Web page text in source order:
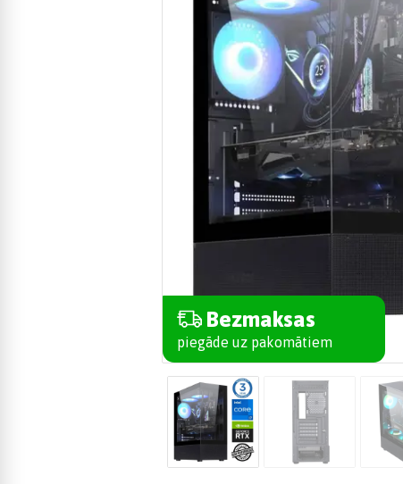
Bezmaksas
piegāde uz pakomātiem